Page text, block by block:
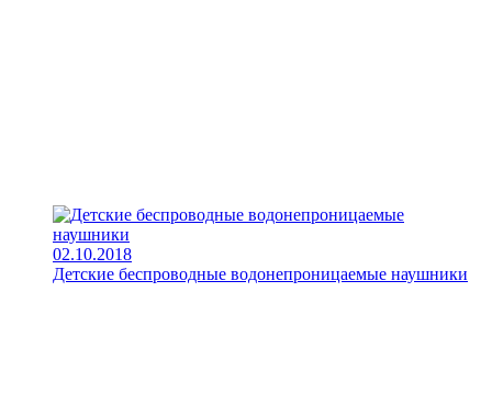
02.10.2018
Детские беспроводные водонепроницаемые наушники